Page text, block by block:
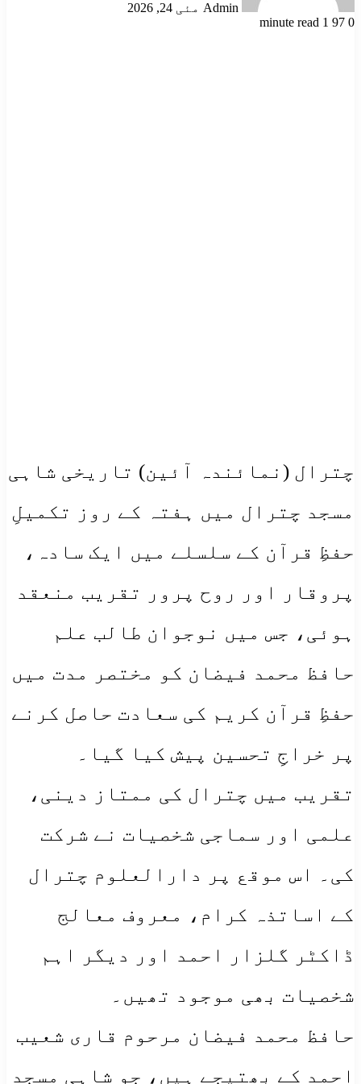
Admin مئی 24, 2026
0
1 minute read
چترال (نمائندہ آئین) تاریخی شاہی
مسجد چترال میں ہفتہ کے روز تکمیلِ
حفظِ قرآن کے سلسلے میں ایک سادہ،
پروقار اور روح پرور تقریب منعقد
ہوئی، جس میں نوجوان طالب علم
حافظ محمد فیضان کو مختصر مدت میں
حفظِ قرآن کریم کی سعادت حاصل کرنے
پر خراجِ تحسین پیش کیا گیا۔
تقریب میں چترال کی ممتاز دینی،
علمی اور سماجی شخصیات نے شرکت
کی۔ اس موقع پر دارالعلوم چترال
کے اساتذہ کرام، معروف معالج
ڈاکٹر گلزار احمد اور دیگر اہم
شخصیات بھی موجود تھیں۔
حافظ محمد فیضان مرحوم قاری شعیب
احمد کے بھتیجے ہیں، جو شاہی مسجد